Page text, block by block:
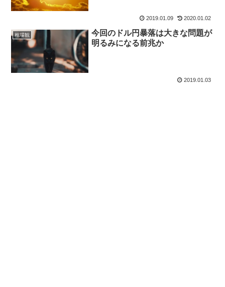
2019.01.09 2020.01.02
相場観
今回のドル円暴落は大きな問題が
明るみになる前兆か
2019.01.03